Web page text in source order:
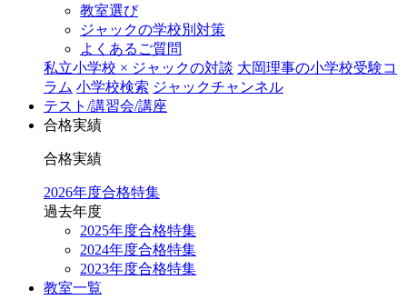
教室選び
ジャックの学校別対策
よくあるご質問
私立小学校 × ジャックの対談 大岡理事の小学校受験コ
ラム 小学校検索 ジャックチャンネル
テスト/講習会/講座
合格実績
合格実績
2026年度合格特集
過去年度
2025年度合格特集
2024年度合格特集
2023年度合格特集
教室一覧